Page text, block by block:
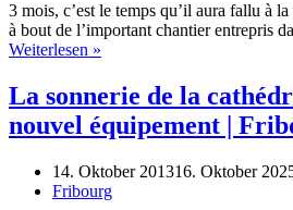
3 mois, c’est le temps qu’il aura fallu à
à bout de l’important chantier entrepris
Weiterlesen »
La sonnerie de la
nouvel équipement |
14. Oktober 201316. Oktober
Fribourg